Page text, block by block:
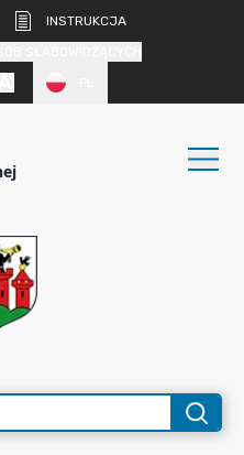
INSTRUKCJA